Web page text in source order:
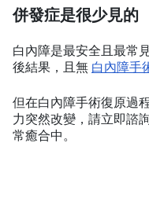
併發症是很少見的
白內障是最安全且最常
後結果，且無 白內障手
但在白內障手術復原過
力突然改變，請立即諮
常癒合中。